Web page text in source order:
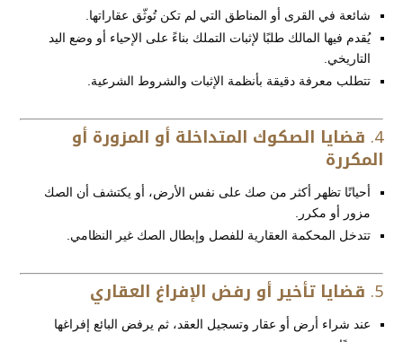
شائعة في القرى أو المناطق التي لم تكن تُوثّق عقاراتها.
يُقدم فيها المالك طلبًا لإثبات التملك بناءً على الإحياء أو وضع اليد
التاريخي.
تتطلب معرفة دقيقة بأنظمة الإثبات والشروط الشرعية.
4. قضايا الصكوك المتداخلة أو المزورة أو
المكررة
أحيانًا تظهر أكثر من صك على نفس الأرض، أو يكتشف أن الصك
مزور أو مكرر.
تتدخل المحكمة العقارية للفصل وإبطال الصك غير النظامي.
5. قضايا تأخير أو رفض الإفراغ العقاري
عند شراء أرض أو عقار وتسجيل العقد، ثم يرفض البائع إفراغها